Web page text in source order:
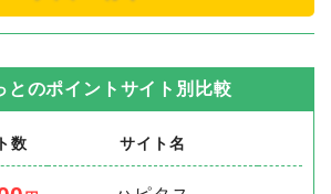
とのポイントサイト別比較
数 サイト名